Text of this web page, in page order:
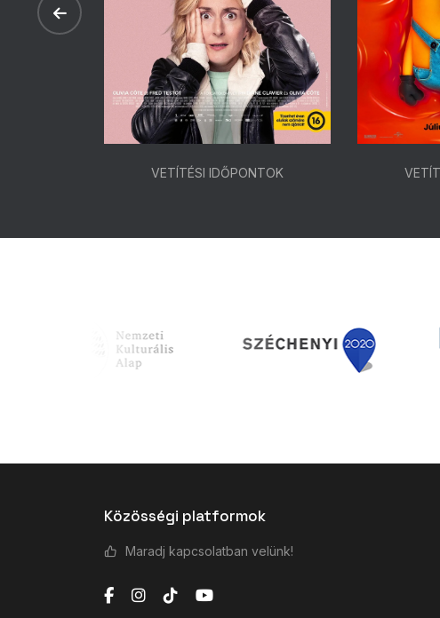
VETÍTÉSI IDŐPONTOK
Közösségi platformok
Maradj kapcsolatban velünk!